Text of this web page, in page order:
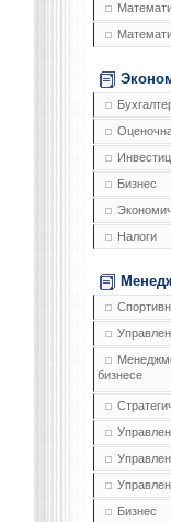
Бизнес
Налоги
бизнесе
Бизнес